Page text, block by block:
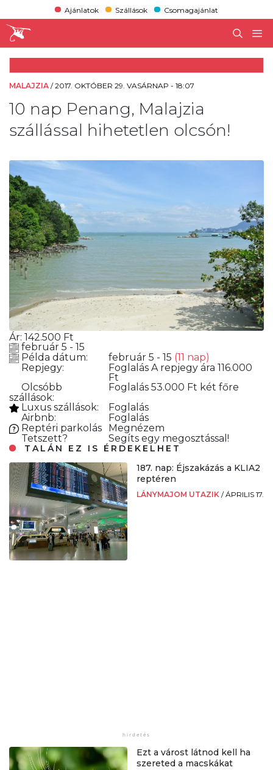
Ajánlatok Szállások Csomagajánlat
MALAJZIA /2017. OKTÓBER 29. VASÁRNAP - 18:07
10 nap Penang, Malajzia
szállással hihetetlen olcsón!
Ár: 142.500 Ft
február 5 - 15
Példa dátum:
február 5 - 15 (11 nap)
Repjegy:
Foglalás A repjegy ára 116.000
Ft
Olcsóbb
szállások:
Foglalás 53.000 Ft két főre
Luxus szállások:
Foglalás
Airbnb:
Foglalás
Reptéri parkolás
Megnézem
Tetszett?
Segíts egy megosztással!
TALÁN EZ IS ÉRDEKELHET
187. nap: Éjszakázás a KLIA2
reptéren
LÁNYMAJOM UTAZIK /ÁPRILIS 17.
Ezt a várost látnod kell ha
szereted a macskákat